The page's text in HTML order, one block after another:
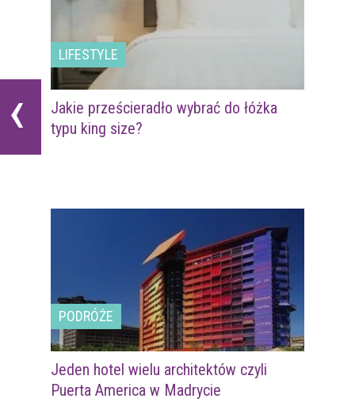
LIFESTYLE
Jakie prześcieradło wybrać do łóżka
typu king size?
PODRÓŻE
Jeden hotel wielu architektów czyli
Puerta America w Madrycie
‹